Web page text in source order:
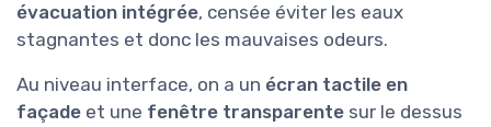
évacuation intégrée, censée éviter les eaux
stagnantes et donc les mauvaises odeurs.
Au niveau interface, on a un écran tactile en
façade et une fenêtre transparente sur le dessus